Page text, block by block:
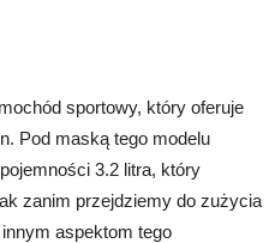
sportowy, który oferuje
Pod maską tego modelu
3.2 litra, który
zanim przejdziemy do zużycia
aspektom tego